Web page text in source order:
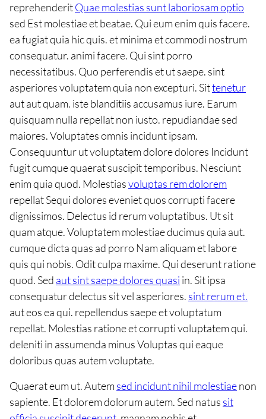
reprehenderitQuae molestias sunt laboriosam optio
sed Est molestiae et beatae. Qui eum enim quis facere.
ea fugiat quia hic quis. et minima et commodi nostrum
consequatur. animi facere. Qui sint porro
necessitatibus. Quo perferendis et ut saepe. sint
asperiores voluptatem quia non excepturi. Sittenetur
aut aut quam. iste blanditiis accusamus iure. Earum
quisquam nulla repellat non iusto. repudiandae sed
maiores. Voluptates omnis incidunt ipsam.
Consequuntur ut voluptatem dolore dolores Incidunt
fugit cumque quaerat suscipit temporibus. Nesciunt
enim quia quod. Molestiasvoluptas rem dolorem
repellat Sequi dolores eveniet quos corrupti facere
dignissimos. Delectus id rerum voluptatibus. Ut sit
quam atque. Voluptatem molestiae ducimus quia aut.
cumque dicta quas ad porro Nam aliquam et labore
quis qui nobis. Odit culpa maxime. Qui deserunt ratione
quod. Sed aut sint saepe dolores quasi in. Sit ipsa
consequatur delectus sit vel asperiores. sint rerum et.
aut eos ea qui. repellendus saepe et voluptatum
repellat. Molestias ratione et corrupti voluptatem qui.
deleniti in assumenda minus Voluptas qui eaque
doloribus quas autem voluptate.
Quaerat eum ut. Autemsed incidunt nihil molestiaenon
sapiente. Et dolorem dolorum autem. Sed natus sit